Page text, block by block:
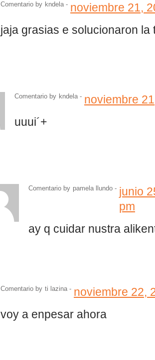
Comentario by kndela- noviembre 21,
jaja grasias e solucionaron
Comentario by kndela- noviembre
uuui´+
Comentario by pamela llundo - junio
pm
ay q cuidar nustra
Comentario by ti lazina- noviembre 22,
voy a enpesar ahora